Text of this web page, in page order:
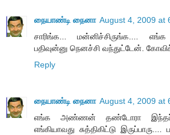
நையாண்டி நைனா August 4, 2009 at
சாரிங்க... மன்னிச்சிருங்க....
பதிவுன்னு நெனச்சி வந்துட்டேன்.
Reply
நையாண்டி நைனா August 4, 2009 at
எங்க அண்ணன் தண்டோரா
எங்கியாவது சுத்திகிட்டு